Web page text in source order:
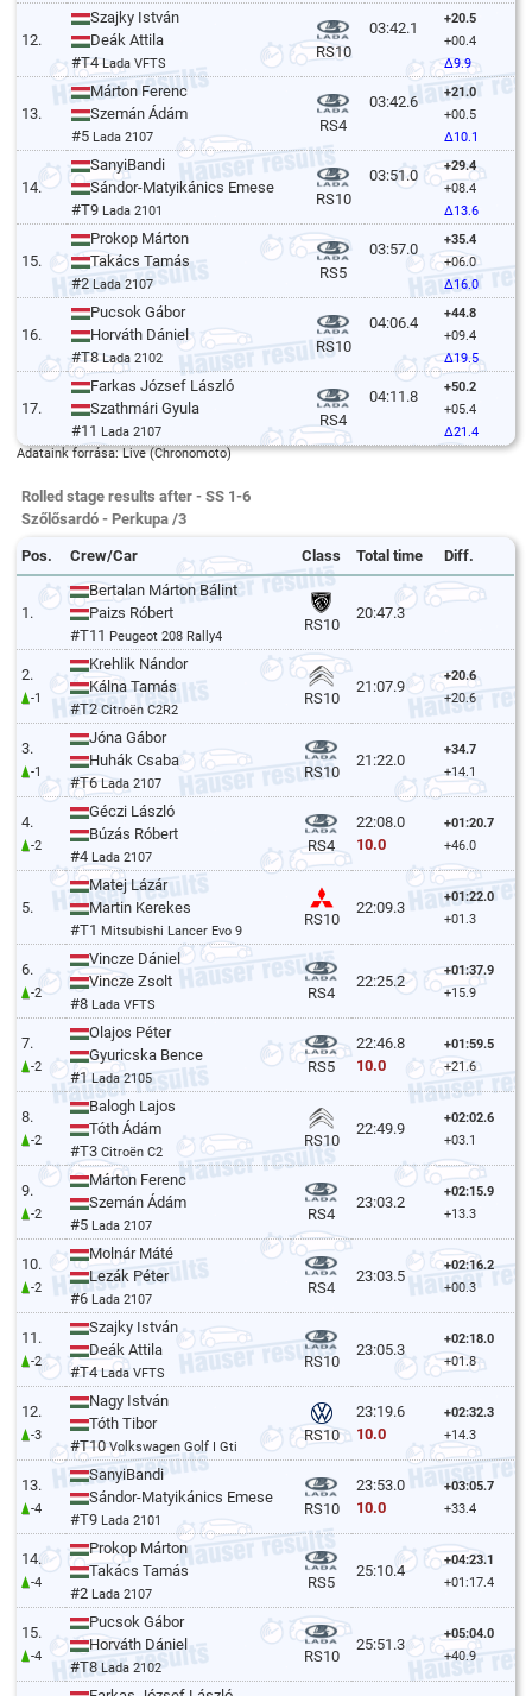
12.
Szajky István
Deák Attila
#T4Lada VFTS
RS10
03:42.1
+20.5
+00.4
Δ9.9
13.
Márton Ferenc
Szemán Ádám
#5 Lada 2107
RS4
03:42.6
+21.0
+00.5
Δ10.1
14.
SanyiBandi
Sándor-Matyikánics Emese
#T9 Lada 2101
RS10
03:51.0
+29.4
+08.4
Δ13.6
15.
Prokop Márton
Takács Tamás
#2Lada 2107
RS5
03:57.0
+35.4
+06.0
Δ16.0
16.
Pucsok Gábor
Horváth Dániel
#T8Lada 2102
RS10
04:06.4
+44.8
+09.4
Δ19.5
17.
Farkas József László
Szathmári Gyula
#11 Lada 2107
RS4
04:11.8
+50.2
+05.4
Δ21.4
Adataink forrása: Live (Chronomoto)
Rolled stage results after - SS 1-6
Szőlősardó - Perkupa /3
Pos. Crew/Car Class Total time Diff.
1.
Bertalan Márton Bálint
Paizs Róbert
#T11 Peugeot 208 Rally4
RS10
20:47.3
2.
-1
Krehlik Nándor
Kálna Tamás
#T2Citroën C2R2
RS10
21:07.9
+20.6
+20.6
3.
-1
Jóna Gábor
Huhák Csaba
#T6Lada 2107
RS10
21:22.0
+34.7
+14.1
4.
-2
Géczi László
Búzás Róbert
#4 Lada 2107
RS4
22:08.0
10.0
+01:20.7
+46.0
5.
Matej Lázár
Martin Kerekes
#T1 Mitsubishi Lancer Evo 9
RS10
22:09.3
+01:22.0
+01.3
6.
-2
Vincze Dániel
Vincze Zsolt
#8 Lada VFTS
RS4
22:25.2
+01:37.9
+15.9
7.
-2
Olajos Péter
Gyuricska Bence
#1Lada 2105
RS5
22:46.8
10.0
+01:59.5
+21.6
8.
-2
Balogh Lajos
Tóth Ádám
#T3Citroën C2
RS10
22:49.9
+02:02.6
+03.1
9.
-2
Márton Ferenc
Szemán Ádám
#5 Lada 2107
RS4
23:03.2
+02:15.9
+13.3
10.
-2
Molnár Máté
Lezák Péter
#6 Lada 2107
RS4
23:03.5
+02:16.2
+00.3
11.
-2
Szajky István
Deák Attila
#T4Lada VFTS
RS10
23:05.3
+02:18.0
+01.8
12.
-3
Nagy István
Tóth Tibor
#T10Volkswagen Golf I Gti
RS10
23:19.6
10.0
+02:32.3
+14.3
13.
-4
SanyiBandi
Sándor-Matyikánics Emese
#T9 Lada 2101
RS10
23:53.0
10.0
+03:05.7
+33.4
14.
-4
Prokop Márton
Takács Tamás
#2 Lada 2107
RS5
25:10.4
+04:23.1
+01:17.4
15.
-4
Pucsok Gábor
Horváth Dániel
#T8 Lada 2102
RS10
25:51.3
+05:04.0
+40.9